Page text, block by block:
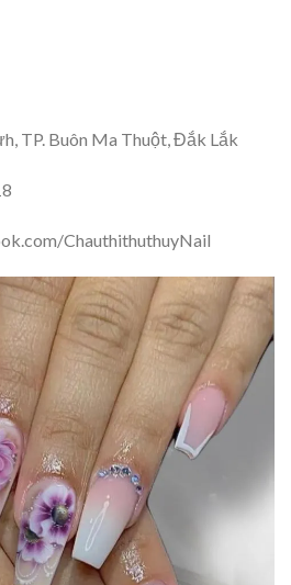
TP. Buôn Ma Thuột, Đắk Lắk
ChauthithuthuyNail